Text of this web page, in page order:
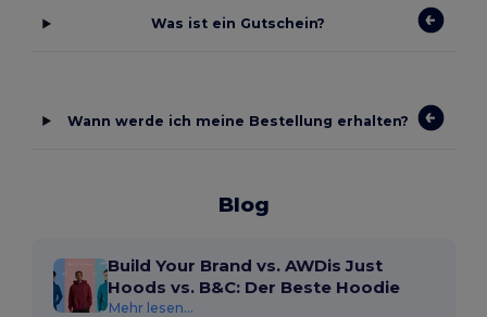
Was ist ein Gutschein?
Wann werde ich meine Bestellung erhalten?
Blog
Build Your Brand vs. AWDis Just
Hoods vs. B&C: Der Beste Hoodie
Mehr lesen...